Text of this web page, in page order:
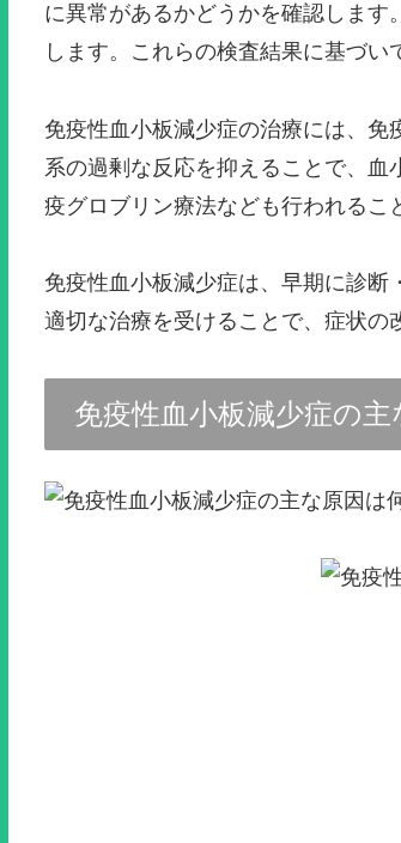
に異常があるかどうかを確認しま
します。これらの検査結果に基づい
免疫性血小板減少症の治療には、
系の過剰な反応を抑えることで、
疫グロブリン療法なども行われるこ
免疫性血小板減少症は、早期に診
適切な治療を受けることで、症状の
免疫性血小板減少症の